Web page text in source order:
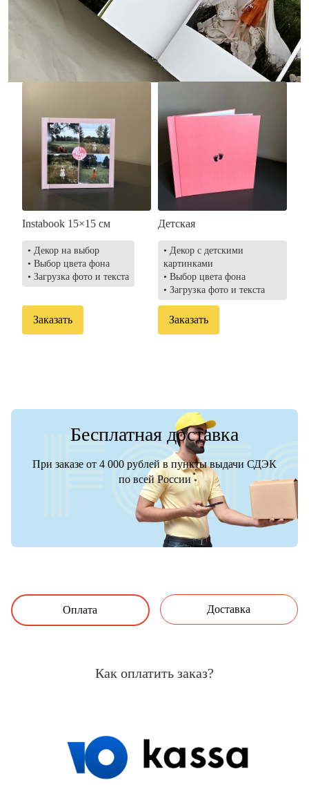
• Загрузка фото и текста
• Выбор цвета фона
• Загрузка фото и текста
Instabook 15×15 см
• Декор на выбор
• Выбор цвета фона
• Загрузка фото и текста
Заказать
Детская
• Декор с детскими
картинками
• Выбор цвета фона
• Загрузка фото и текста
Заказать
Бесплатная доставка
При заказе от 4 000 рублей в пункты выдачи СДЭК
по всей России
Оплата Доставка
Как оплатить заказ?